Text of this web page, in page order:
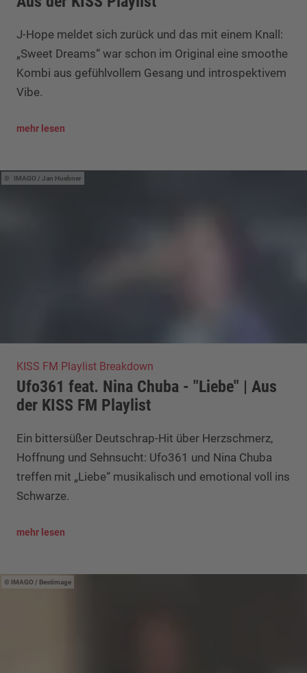
J-Hope meldet sich zurück und das mit einem Knall:
„Sweet Dreams“ war schon im Original eine smoothe
Kombi aus gefühlvollem Gesang und introspektivem
Vibe.
mehr lesen
IMAGO / Jan Huebner
KISS FM Playlist Breakdown
Ufo361 feat. Nina Chuba - "Liebe" | Aus
der KISS FM Playlist
Ein bittersüßer Deutschrap-Hit über Herzschmerz,
Hoffnung und Sehnsucht: Ufo361 und Nina Chuba
treffen mit „Liebe“ musikalisch und emotional voll ins
Schwarze.
mehr lesen
IMAGO / Bestimage